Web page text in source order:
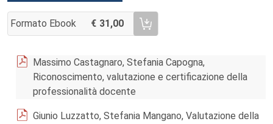
Formato Ebook 31,00
AGGIUNGI AL CARRELLO FASCICOLO 2/2016
Massimo Castagnaro, Stefania Capogna,
Riconoscimento, valutazione e certificazione della
professionalità docente
Giunio Luzzatto, Stefania Mangano, Valutazione della